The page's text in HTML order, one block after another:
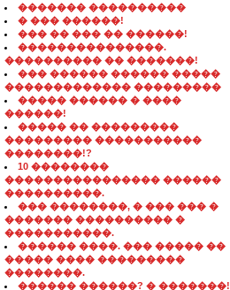
������� ����������
� ��� ������!
��� �� ��� �� ������!
���������������.
���������� �� �������!
��� ������ ������ �����
������������� ���������
����� ������ � ����
������!
����� �� ���������
��������� �����������
��������!?
10 ��������
���������������� ������
����������.
��� ��������, � ��� ��� �
������� ���������� �
�����������.
������ ����. ��� ����� ��
����� ���� ���������
��������.
������ ������? � �������!